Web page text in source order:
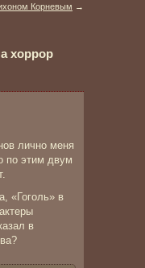
Корневым →
хоррор
лично меня
по этим двум
«Гоголь» в
в